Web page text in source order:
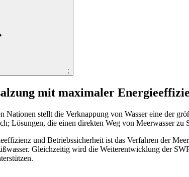
;
mit maximaler
Nationen stellt die Verknappung von Wasser eine der
Lösungen, die einen direkten Weg von Meerwasser
und Betriebssicherheit ist das Verfahren der
Gleichzeitig wird die Weiterentwicklung der